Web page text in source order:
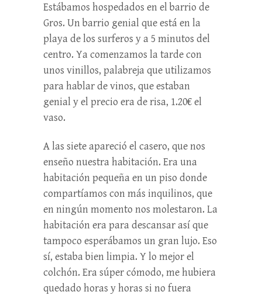
Estábamos hospedados en el barrio de
Gros. Un barrio genial que está en la
playa de los surferos y a 5 minutos del
centro. Ya comenzamos la tarde con
unos vinillos, palabreja que utilizamos
para hablar de vinos, que estaban
genial y el precio era de risa, 1.20€ el
vaso.
A las siete apareció el casero, que nos
enseño nuestra habitación. Era una
habitación pequeña en un piso donde
compartíamos con más inquilinos, que
en ningún momento nos molestaron. La
habitación era para descansar así que
tampoco esperábamos un gran lujo. Eso
sí, estaba bien limpia. Y lo mejor el
colchón. Era súper cómodo, me hubiera
quedado horas y horas si no fuera